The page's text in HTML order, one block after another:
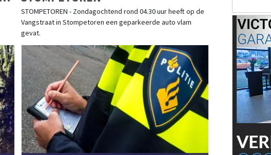
STOMPETOREN - Zondagochtend rond 04.30 uur heeft op de
Vangstraat in Stompetoren een geparkeerde auto vlam
gevat.